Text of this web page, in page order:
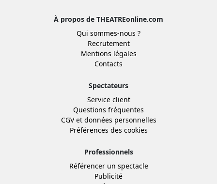
À propos de THEATREonline.com
Qui sommes-nous ?
Recrutement
Mentions légales
Contacts
Spectateurs
Service client
Questions fréquentes
CGVet données personnelles
Préférences des cookies
Professionnels
Référencer un spectacle
Publicité